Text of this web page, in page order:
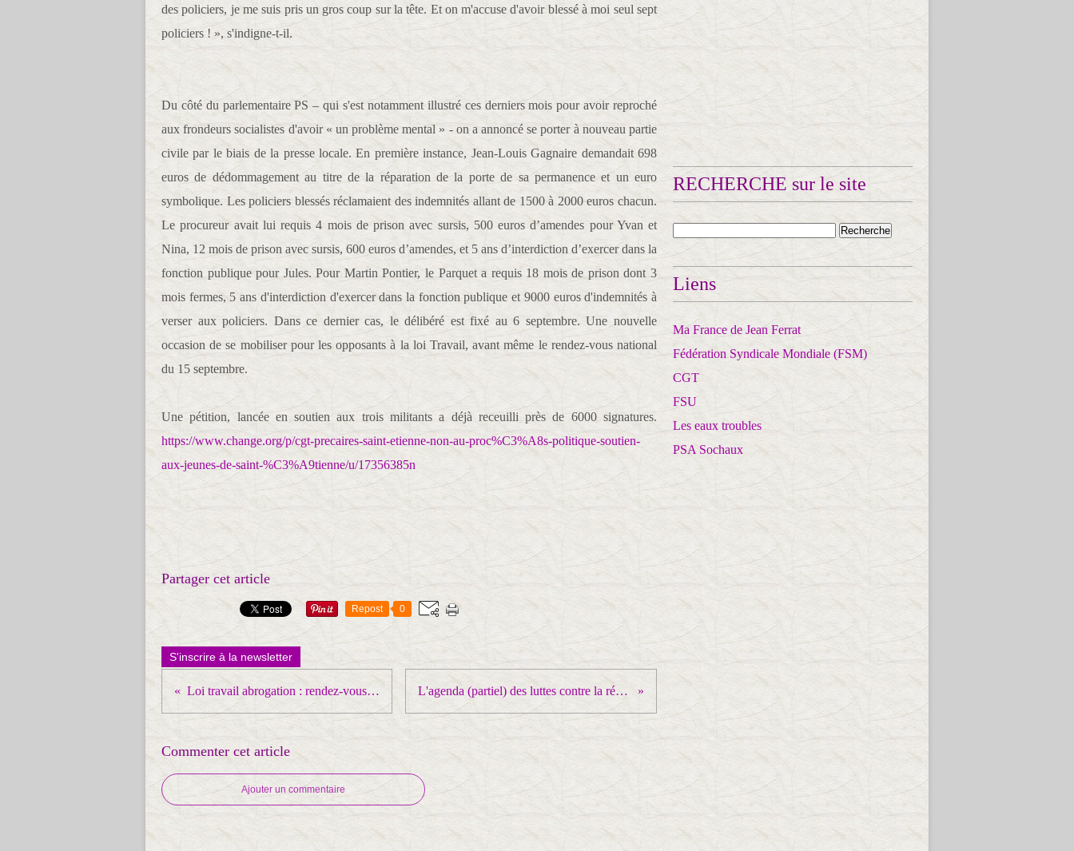
des policiers, je me suis pris un gros coup sur la tête. Et on m'accuse d'avoir blessé à moi seul sept
policiers ! », s'indigne-t-il.
Du côté du parlementaire PS – qui s'est notamment illustré ces derniers mois pour avoir reproché
aux frondeurs socialistes d'avoir « un problème mental » - on a annoncé se porter à nouveau partie
civile par le biais de la presse locale. En première instance, Jean-Louis Gagnaire demandait 698
euros de dédommagement au titre de la réparation de la porte de sa permanence et un euro
symbolique. Les policiers blessés réclamaient des indemnités allant de 1500 à 2000 euros chacun.
Le procureur avait lui requis 4 mois de prison avec sursis, 500 euros d’amendes pour Yvan et
Nina, 12 mois de prison avec sursis, 600 euros d’amendes, et 5 ans d’interdiction d’exercer dans la
fonction publique pour Jules. Pour Martin Pontier, le Parquet a requis 18 mois de prison dont 3
mois fermes, 5 ans d'interdiction d'exercer dans la fonction publique et 9000 euros d'indemnités à
verser aux policiers. Dans ce dernier cas, le délibéré est fixé au 6 septembre. Une nouvelle
occasion de se mobiliser pour les opposants à la loi Travail, avant même le rendez-vous national
du 15 septembre.
Une pétition, lancée en soutien aux trois militants a déjà receuilli près de 6000 signatures.
https://www.change.org/p/cgt-precaires-saint-etienne-non-au-proc%C3%A8s-politique-soutien-
aux-jeunes-de-saint-%C3%A9tienne/u/17356385n
Partager cet article
Repost 0
S'inscrire à la newsletter
Loi travail abrogation : rendez-vous le 15 septembre L'agenda (partiel) des luttes contre la répression syndicale
Commenter cet article
Ajouter un commentaire
RECHERCHE sur le site
Liens
Ma France de Jean Ferrat
Fédération Syndicale Mondiale (FSM)
CGT
FSU
Les eaux troubles
PSA Sochaux